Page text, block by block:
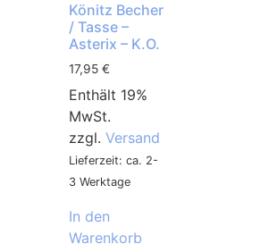
Könitz Becher
/ Tasse –
Asterix – K.O.
17,95 €
Enthält 19%
MwSt.
zzgl. Versand
Lieferzeit: ca. 2-
3 Werktage
In den
Warenkorb